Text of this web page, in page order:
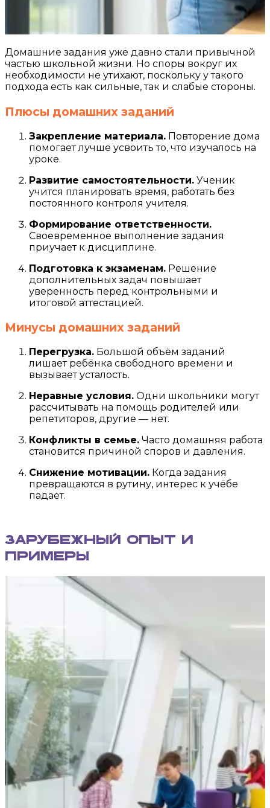
Домашние задания уже давно стали привычной
частью школьной жизни. Но споры вокруг их
необходимости не утихают, поскольку у такого
подхода есть как сильные, так и слабые стороны.
Плюсы домашних заданий
Закрепление материала. Повторение дома
помогает лучше усвоить то, что изучалось на
уроке.
Развитие самостоятельности. Ученик
учится планировать время, работать без
постоянного контроля учителя.
Формирование ответственности.
Своевременное выполнение задания
приучает к дисциплине.
Подготовка к экзаменам. Решение
дополнительных задач повышает
уверенность перед контрольными и
итоговой аттестацией.
Минусы домашних заданий
Перегрузка. Большой объём заданий
лишает ребёнка свободного времени и
вызывает усталость.
Неравные условия. Одни школьники могут
рассчитывать на помощь родителей или
репетиторов, другие — нет.
Конфликты в семье. Часто домашняя работа
становится причиной споров и давления.
Снижение мотивации. Когда задания
превращаются в рутину, интерес к учёбе
падает.
Зарубежный опыт и
примеры